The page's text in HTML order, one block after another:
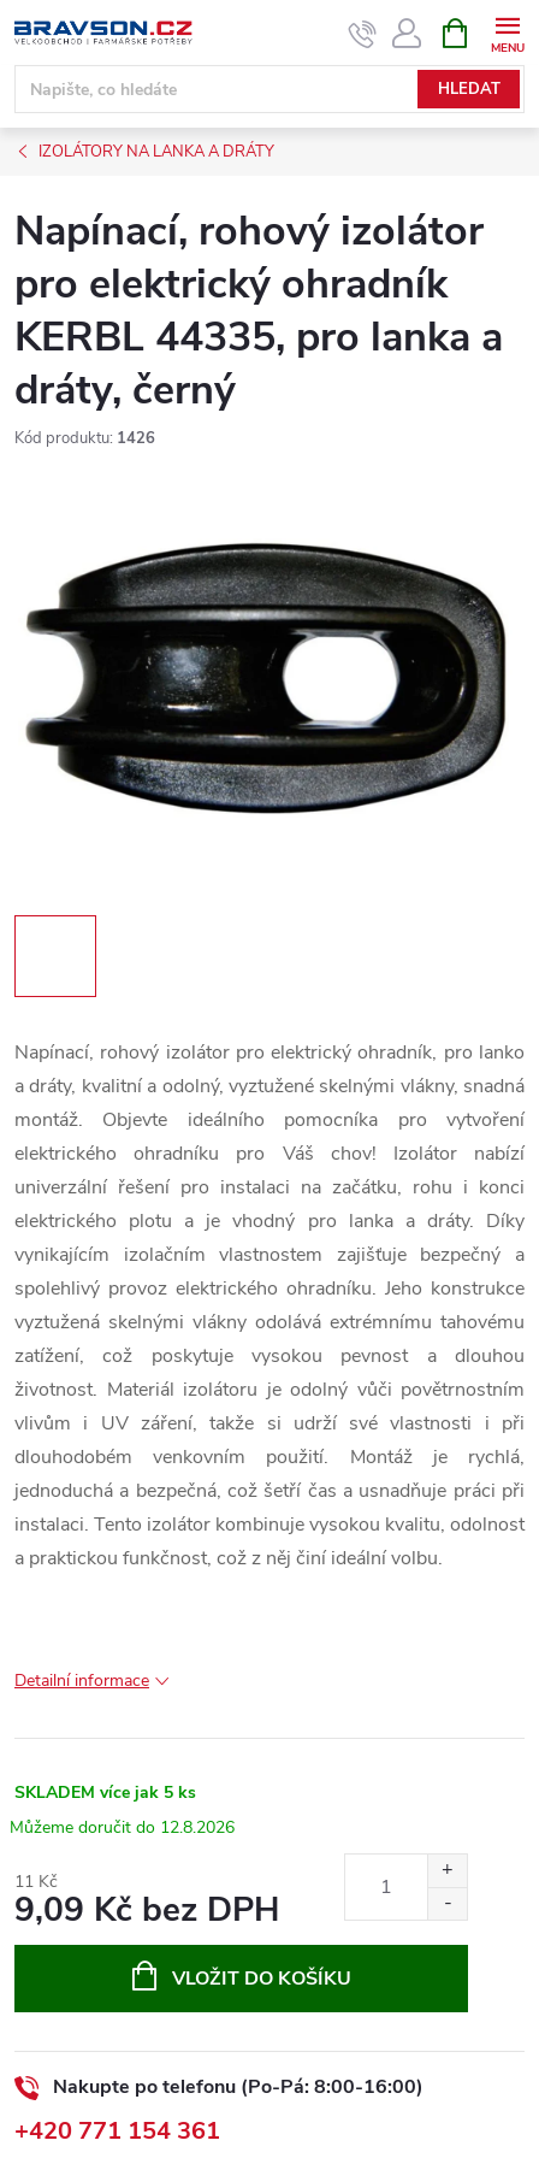
na
obsah
HLEDAT
NÁKUPNÍ
KOŠÍK
IZOLÁTORY NA LANKA A DRÁTY
Napínací, rohový izolátor
pro elektrický ohradník
KERBL 44335, pro lanka a
dráty, černý
Kód produktu: 1426
Napínací, rohový izolátor pro elektrický ohradník, pro lanko
a dráty, kvalitní a odolný, vyztužené skelnými vlákny, snadná
montáž. Objevte ideálního pomocníka pro vytvoření
elektrického ohradníku pro Váš chov! Izolátor nabízí
univerzální řešení pro instalaci na začátku, rohu i konci
elektrického plotu a je vhodný pro lanka a dráty. Díky
vynikajícím izolačním vlastnostem zajišťuje bezpečný a
spolehlivý provoz elektrického ohradníku. Jeho konstrukce
vyztužená skelnými vlákny odolává extrémnímu tahovému
zatížení, což poskytuje vysokou pevnost a dlouhou
životnost. Materiál izolátoru je odolný vůči povětrnostním
vlivům i UV záření, takže si udrží své vlastnosti i při
dlouhodobém venkovním použití. Montáž je rychlá,
jednoduchá a bezpečná, což šetří čas a usnadňuje práci při
instalaci. Tento izolátor kombinuje vysokou kvalitu, odolnost
a praktickou funkčnost, což z něj činí ideální volbu.
Detailní informace
SKLADEM více jak 5 ks
12.8.2026
11 Kč
9,09 Kč bez DPH
VLOŽIT DO KOŠÍKU
Nakupte po telefonu (Po-Pá: 8:00-16:00)
+420 771 154 361